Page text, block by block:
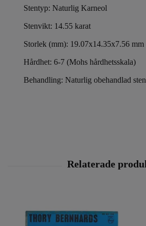
Stentyp: Naturlig Karneol
Stenvikt: 14.55 karat
Storlek (mm): 19.07x14.35x7.56 mm
Hårdhet: 6-7 (Mohs hårdhetsskala)
Behandling: Naturlig obehandlad sten